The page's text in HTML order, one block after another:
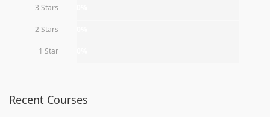
3 Stars
2 Stars
1 Star
Recent Courses